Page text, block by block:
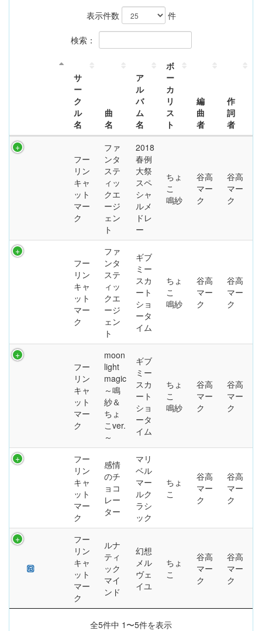
表示件数 件
検索：
サ
ー
ク
ル
名
曲
名
ア
ル
バ
ム
名
ボ
ー
カ
リ
ス
ト
編
曲
者
作
詞
者
フー
リン
キャ
ット
マー
ク
ファ
ンタ
ステ
ィッ
クエ
ージ
ェン
ト
2018
春例
大祭
スペ
シャ
ルメ
ドレ
ー
ちょ
こ
鳴紗
谷高
マー
ク
谷高
マー
ク
フー
リン
キャ
ット
マー
ク
ファ
ンタ
ステ
ィッ
クエ
ージ
ェン
ト
ギブ
ミー
スカ
ート
ショ
ータ
イム
ちょ
こ
鳴紗
谷高
マー
ク
谷高
マー
ク
フー
リン
キャ
ット
マー
ク
moon
light
magic
～鳴
紗＆
ちょ
こver.
～
ギブ
ミー
スカ
ート
ショ
ータ
イム
ちょ
こ
鳴紗
谷高
マー
ク
谷高
マー
ク
フー
リン
キャ
ット
マー
ク
感情
のチ
ョコ
レー
ター
マリ
ベル
マー
ルク
ラシ
ック
ちょ
こ
谷高
マー
ク
谷高
マー
ク
フー
リン
キャ
ット
マー
ク
ルナ
ティ
ック
マイ
ンド
幻想
メル
ヴェ
イユ
ちょ
こ
谷高
マー
ク
谷高
マー
ク
全5件中 1〜5件を表示